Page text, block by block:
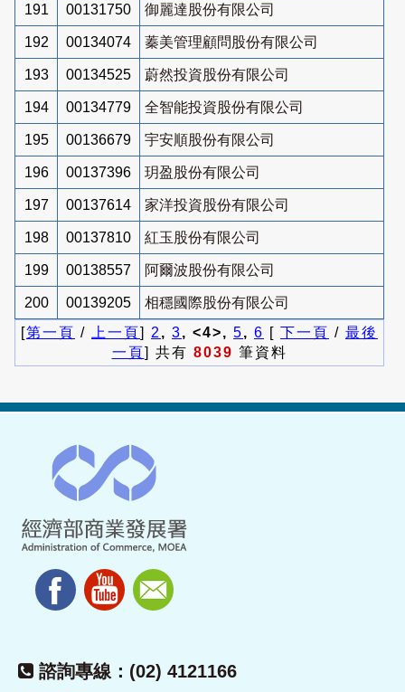
191 00131750 御麗達股份有限公司
192 00134074 蓁美管理顧問股份有限公司
193 00134525 蔚然投資股份有限公司
194 00134779 全智能投資股份有限公司
195 00136679 宇安順股份有限公司
196 00137396 玥盈股份有限公司
197 00137614 家洋投資股份有限公司
198 00137810 紅玉股份有限公司
199 00138557 阿爾波股份有限公司
200 00139205
相穩國際股份有限公司
[第一頁 / 上一頁] 2 , 3, <4>, 5, 6 [ 下一頁 / 最後
一頁] 共有 8039 筆資料
諮詢專線：(02) 4121166